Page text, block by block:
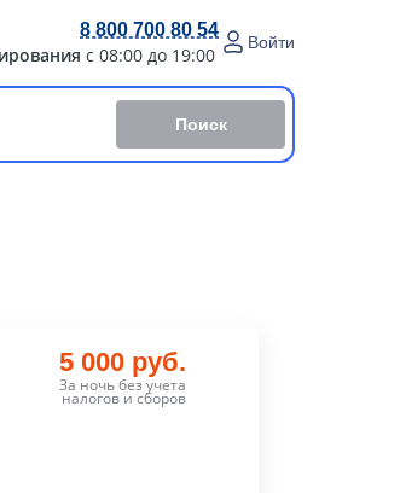
8 800 700 80 54
с 08:00 до 19:00
Войти
Поиск
5 000 руб.
За ночь без учета
налогов и сборов